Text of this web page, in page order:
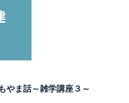
やま話～雑学講座３～